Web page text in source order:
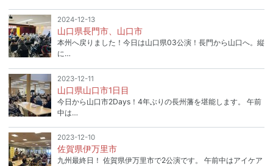
2024-12-13
山口県長門市、山口市
本州へ戻りました！今日は山口県03公演！長門から山口へ。縦
に…
2023-12-11
山口県山口市1日目
今日から山口市2Days！4年ぶりの長州藩を堪能します。 午前
中は…
2023-12-10
佐賀県伊万里市
九州最終日！ 佐賀県伊万里市で2公演です。 午前中はアイケア